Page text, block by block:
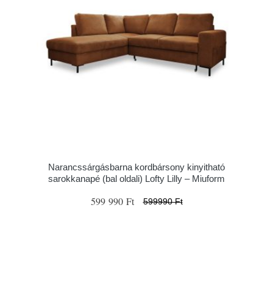
Narancssárgásbarna kordbársony kinyitható
sarokkanapé (bal oldali) Lofty Lilly – Miuform
599 990 Ft 599990 Ft